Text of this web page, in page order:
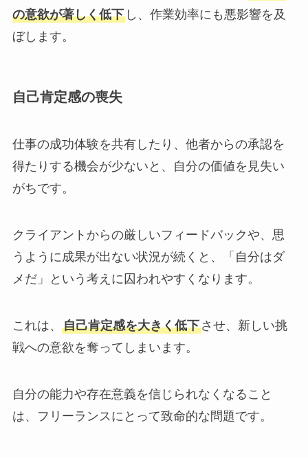
の意欲が著しく低下し、作業効率にも悪影響を及
ぼします。
自己肯定感の喪失
仕事の成功体験を共有したり、他者からの承認を
得たりする機会が少ないと、自分の価値を見失い
がちです。
クライアントからの厳しいフィードバックや、思
うように成果が出ない状況が続くと、「自分はダ
メだ」という考えに囚われやすくなります。
これは、 自己肯定感を大きく低下させ、新しい挑
戦への意欲を奪ってしまいます。
自分の能力や存在意義を信じられなくなること
は、フリーランスにとって致命的な問題です。